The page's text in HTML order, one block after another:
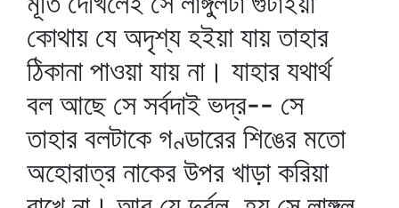
কোথায় যে অদৃশ্য হইয়া যায় তাহার
ঠিকানা পাওয়া যায় না। যাহার যথার্থ
বল আছে সে সর্বদাই ভদ্র-- সে
তাহার বলটাকে গণ্ডারের শিঙের মতো
অহোরাত্র নাকের উপর খাড়া করিয়া